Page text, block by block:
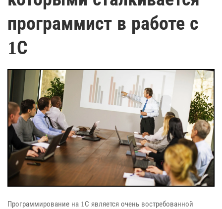
программист в работе с
1С
Программирование на 1С является очень востребованной